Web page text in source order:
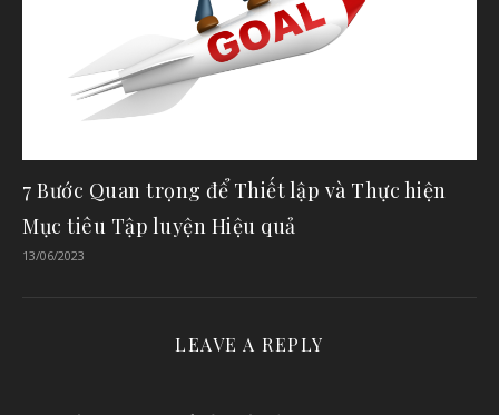
7 Bước Quan trọng để Thiết lập và Thực hiện
Mục tiêu Tập luyện Hiệu quả
13/06/2023
LEAVE A REPLY